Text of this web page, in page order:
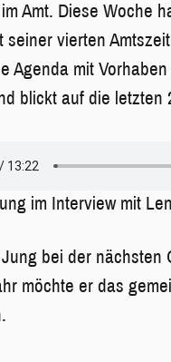
Amt. Diese Woche
seiner vierten
Agenda mit
blickt auf die letzten
im Interview mit
bei der nächsten
möchte er das